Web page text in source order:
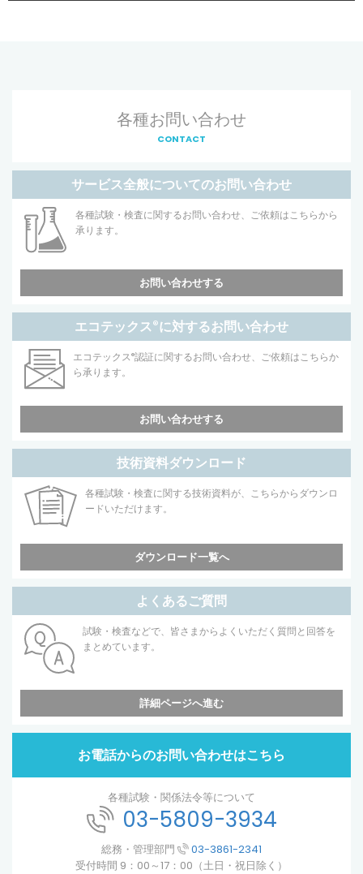
各種お問い合わせ
CONTACT
サービス全般についてのお問い合わせ
各種試験・検査に関するお問い合わせ、ご依頼はこちらから
承ります。
お問い合わせする
エコテックス®に対するお問い合わせ
エコテックス®認証に関するお問い合わせ、ご依頼はこちらか
ら承ります。
お問い合わせする
技術資料ダウンロード
各種試験・検査に関する技術資料が、こちらからダウンロ
ードいただけます。
ダウンロード一覧へ
よくあるご質問
試験・検査などで、皆さまからよくいただく質問と回答を
まとめています。
詳細ページへ進む
お電話からのお問い合わせはこちら
各種試験・関係法令等について
03-5809-3934
総務・管理部門
03-3861-2341
受付時間 9：00～17：00（土日・祝日除く）